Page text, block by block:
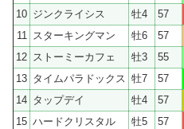
10 ジンクライシス 牡4 57
11 スターキングマン 牡6 57
12 ストーミーカフェ 牡3 55
13 タイムパラドックス 牡7 57
14 タップデイ 牡4 57
15 ハードクリスタル 牡5 57